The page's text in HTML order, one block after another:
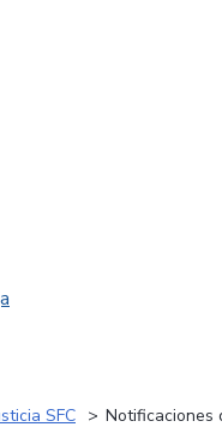
SFC Notificaciones